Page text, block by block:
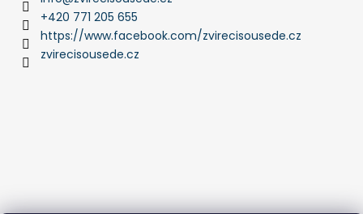
+420 771 205 655
https://www.facebook.com/zvirecisousede.cz
zvirecisousede.cz